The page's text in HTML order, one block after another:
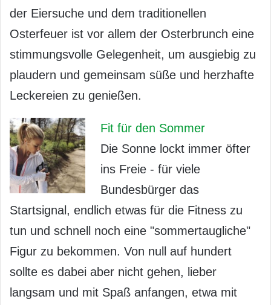
der Eiersuche und dem traditionellen
Osterfeuer ist vor allem der Osterbrunch eine
stimmungsvolle Gelegenheit, um ausgiebig zu
plaudern und gemeinsam süße und herzhafte
Leckereien zu genießen.
Fit für den Sommer
Die Sonne lockt immer öfter
ins Freie - für viele
Bundesbürger das
Startsignal, endlich etwas für die Fitness zu
tun und schnell noch eine "sommertaugliche"
Figur zu bekommen. Von null auf hundert
sollte es dabei aber nicht gehen, lieber
langsam und mit Spaß anfangen, etwa mit